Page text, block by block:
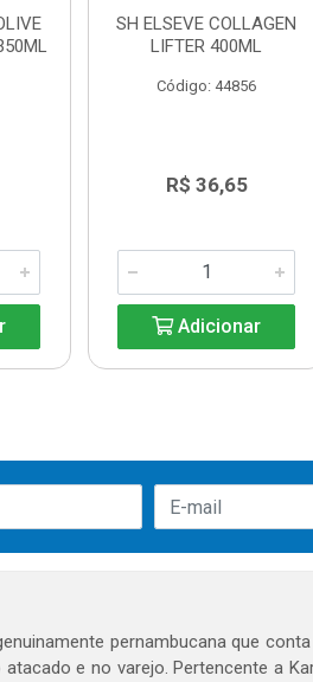
SH ELSEVE COLLAGEN
LIFTER 400ML
Código: 44856
R$ 36,65
Adicionar
pernambucana que
e no varejo. Pertencente a